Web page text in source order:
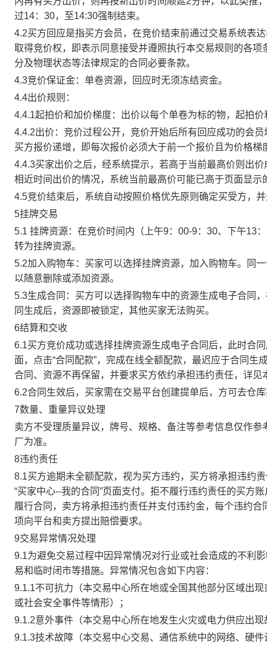
过14：30，至14:30强制结束。
4.2买方回应是指买方会员，在竞价结束前通过交易系统表
取得竞价权，即表示同意接受并遵照执行本交易规则的各
分及物理状态等法律规定的合同必要条款。
4.3竞价保证金：单卷资源，回应时无须冻结资金。
4.4出价规则：
4.4.1起拍价和加价梯度：出价以每个单卷为标的物，起拍
4.4.2出价：竞价过程公开，竞价开始后所有回应成功的会
买方报价递增，即每次报价必须大于前一个报价且为价格
4.4.3买家出价之后，经系统提示，若高于当前最高价则出
相近时间出价的情况，系统当前最高价可能已高于页面显示
4.5竞价结束后，系统自动按照价格优先原则确定买受方，
5挂牌交易
5.1 挂牌资源：在竞价时间内（上午9：00-9：30、下午13
转为挂牌资源。
5.2加入购物车：买家可以选择挂牌资源，加入购物车。同
以随意删除或添加资源。
5.3生成合同：买方可以选择购物车中的资源生成电子合同
同生成后，资源即被锁定，其他买家无法购买。
6结算和交收
6.1买方竞价成功或选择挂牌资源生成电子合同后，此时合
面，点击“合同配款”，完成在线全额配款，最迟应于合同
合同、资源不再保留，并要求买方依约承担违约责任，详见
6.2合同生效后，买家需在交易平台创建提单后，方可去仓
7数量、重量异议处理
卖方不受理质量异议，牌号、规格、备注等参考信息仅作
厂为准。
8违约责任
8.1买方逾期未全额配款，视为买方违约，买方将承担违约
“买家中心--我的合同”页面支付。拒不履行违约责任的买方
履行合同，卖方将承担违约责任并支付违约金，每个违约
项向平台和卖方提出赔偿要求。
9交易异常情况处理
9.1为避免交易过程中因异常情况对行业或社会造成的不利
易和临时闭市等措施。异常情况包含如下内容：
9.1.1不可抗力（本交易中心所在地或全国其他部分区域出
或社会安全事件等情形）；
9.1.2意外事件（本交易中心所在地发生火灾或电力供应出
9.1.3技术故障（本交易中心交易、通信系统中的网络、硬